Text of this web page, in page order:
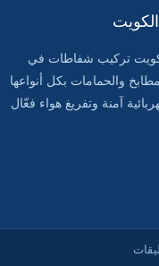
تركيب شفاطات في
والحمامات بكل أنواعها
آمنة وتفريغ هواء فعّال